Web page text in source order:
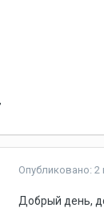
Опубликовано: 2
Добрый день,